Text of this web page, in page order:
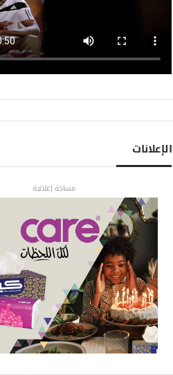
الإعلانات
مساحة إعلانية